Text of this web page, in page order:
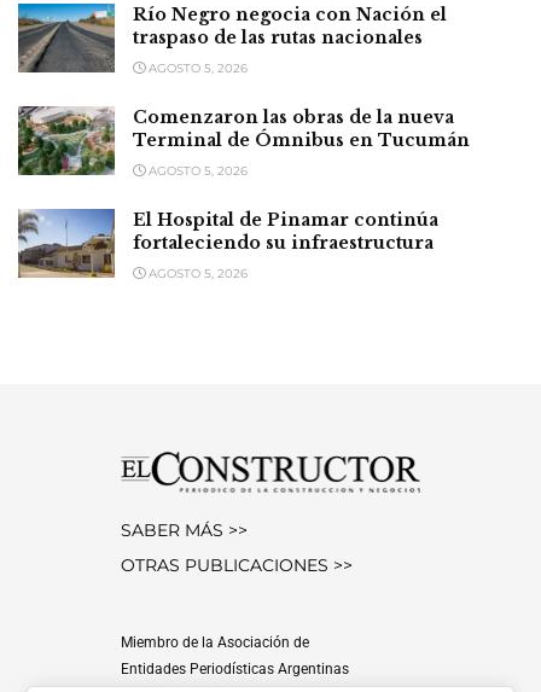
Río Negro negocia con Nación el
traspaso de las rutas nacionales
AGOSTO 5, 2026
Comenzaron las obras de la nueva
Terminal de Ómnibus en Tucumán
AGOSTO 5, 2026
El Hospital de Pinamar continúa
fortaleciendo su infraestructura
AGOSTO 5, 2026
SABER MÁS >>
OTRAS PUBLICACIONES >>
Miembro de la Asociación de
Entidades Periodísticas Argentinas